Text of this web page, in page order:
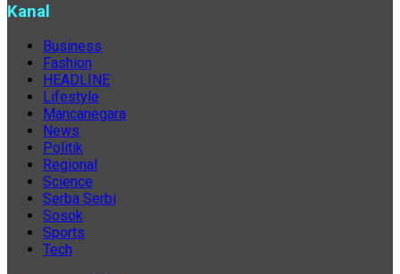
Kanal
Business
Fashion
HEADLINE
Lifestyle
Mancanegara
News
Politik
Regional
Science
Serba Serbi
Sosok
Sports
Tech